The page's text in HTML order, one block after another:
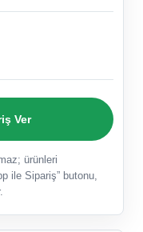
Ver
ürünleri
ile Sipariş” butonu,